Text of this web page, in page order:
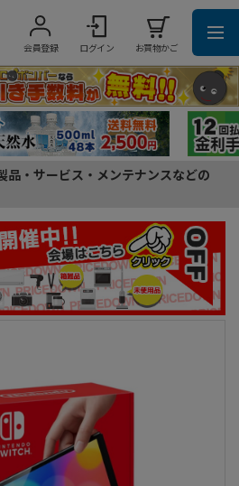
会員登録 ログイン お買物かご
品・サービス・メンテナンスなどの